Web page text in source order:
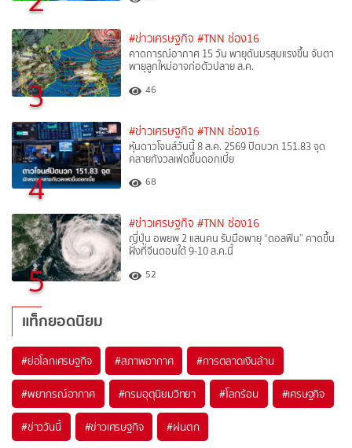
3
#ข่าวเศรษฐกิจ #TNN ช่อง16
คาดการณ์อากาศ 15 วัน พายุดันมรสุมแรงขึ้น จับตา
พายุลูกใหม่อาจก่อตัวปลาย ส.ค.
46
4
#ข่าวเศรษฐกิจ #TNN ช่อง16
หุ้นดาวโจนส์วันนี้ 8 ส.ค. 2569 ปิดบวก 151.83 จุด
คลายกังวลเฟดขึ้นดอกเบี้ย
68
5
#ข่าวเศรษฐกิจ #TNN ช่อง16
ญี่ปุ่น อพยพ 2 แสนคน รับมือพายุ “ดอลฟิน” คาดขึ้น
ฝั่งที่จีนตอนใต้ 9-10 ส.ค.นี้
52
แท็กยอดนิยม
#ย่อโลกเศรษฐกิจ #สภาพอากาศ #การตลาดเงินล้าน
#พยากรณ์อากาศ #กรมอุตุนิยมวิทยา #โลกร้อน #เศรษฐกิจ
#ข่าววันนี้ #ข่าวเศรษฐกิจ #ฝนตก